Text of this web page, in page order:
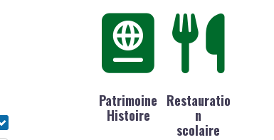
Patrimoine
Histoire
Restauratio
n
scolaire